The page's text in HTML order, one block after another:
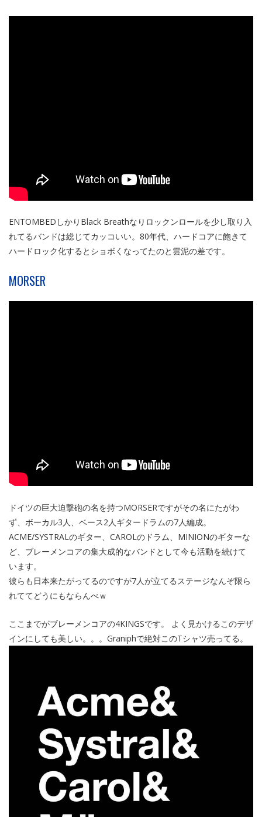
ENTOMBEDしかりBlack Breathなりロックンロールを少し取り入
れてるバンドは総じてカッコいい。80年代、ハードコアに飽きて
ハードロック化するとショボくなってたのと雲泥の差です。
MORSER
ドイツの巨大迫撃砲の名を持つMORSERですがその名にたがわ
ず、ボーカル3人、ベース2人ギタードラムの7人編成。
ACME/SYSTRALのギター、CAROLのドラム、MINIONのギターな
ど、ブレーメンコアの集大成的なバンドとして今も活動を続けて
います。
彼らも日本来たがってるのですが7人が立てるステージなんぞ限ら
れててどうにもならんべｗ
ここまでがブレーメンコアの4KINGSです。 よく見かけるこのデザ
インにしても美しい。。。Graniphで絶対このTシャツ売ってる。